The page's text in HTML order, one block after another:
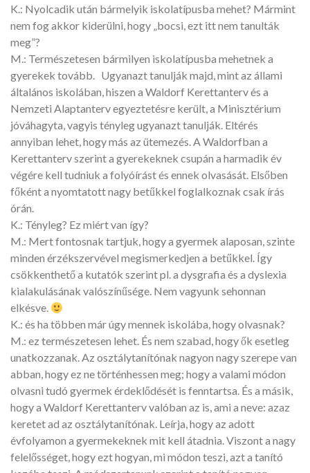
K.: Nyolcadik után bármelyik iskolatípusba mehet? Mármint
nem fog akkor kiderülni, hogy „bocsi, ezt itt nem tanulták
meg”?
M.: Természetesen bármilyen iskolatípusba mehetnek a
gyerekek tovább. Ugyanazt tanulják majd, mint az állami
általános iskolában, hiszen a Waldorf Kerettanterv és a
Nemzeti Alaptanterv egyeztetésre került, a Minisztérium
jóváhagyta, vagyis tényleg ugyanazt tanulják. Eltérés
annyiban lehet, hogy más az ütemezés. A Waldorfban a
Kerettanterv szerint a gyerekeknek csupán a harmadik év
végére kell tudniuk a folyóírást és ennek olvasását. Elsőben
főként a nyomtatott nagy betűkkel foglalkoznak csak írás
órán.
K.: Tényleg? Ez miért van így?
M.: Mert fontosnak tartjuk, hogy a gyermek alaposan, szinte
minden érzékszervével megismerkedjen a betűkkel. Így
csökkenthető a kutatók szerint pl. a dysgrafia és a dyslexia
kialakulásának valószínűsége. Nem vagyunk sehonnan
elkésve.
K.: és ha többen már úgy mennek iskolába, hogy olvasnak?
M.: ez természetesen lehet. És nem szabad, hogy ők esetleg
unatkozzanak. Az osztálytanítónak nagyon nagy szerepe van
abban, hogy ez ne történhessen meg; hogy a valami módon
olvasni tudó gyermek érdeklődését is fenntartsa. És a másik,
hogy a Waldorf Kerettanterv valóban az is, ami a neve: azaz
keretet ad az osztálytanítónak. Leírja, hogy az adott
évfolyamon a gyermekeknek mit kell átadnia. Viszont a nagy
felelősséget, hogy ezt hogyan, mi módon teszi, azt a tanító